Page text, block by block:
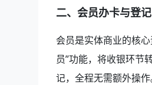
二、会员办卡与登
会员是实体商业的核
员”功能，将收银环节
记，全程无需额外操